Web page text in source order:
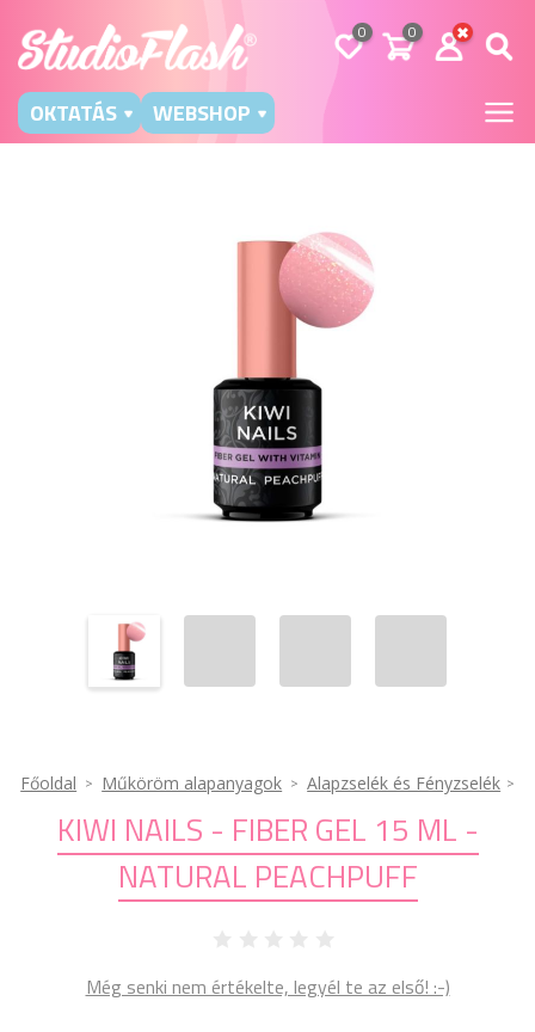
0 0
OKTATÁS WEBSHOP
Főoldal Műköröm alapanyagok Alapzselék és Fényzselék
KIWI NAILS - FIBER GEL 15 ML -
NATURAL PEACHPUFF
Még senki nem értékelte, legyél te az első! :-)